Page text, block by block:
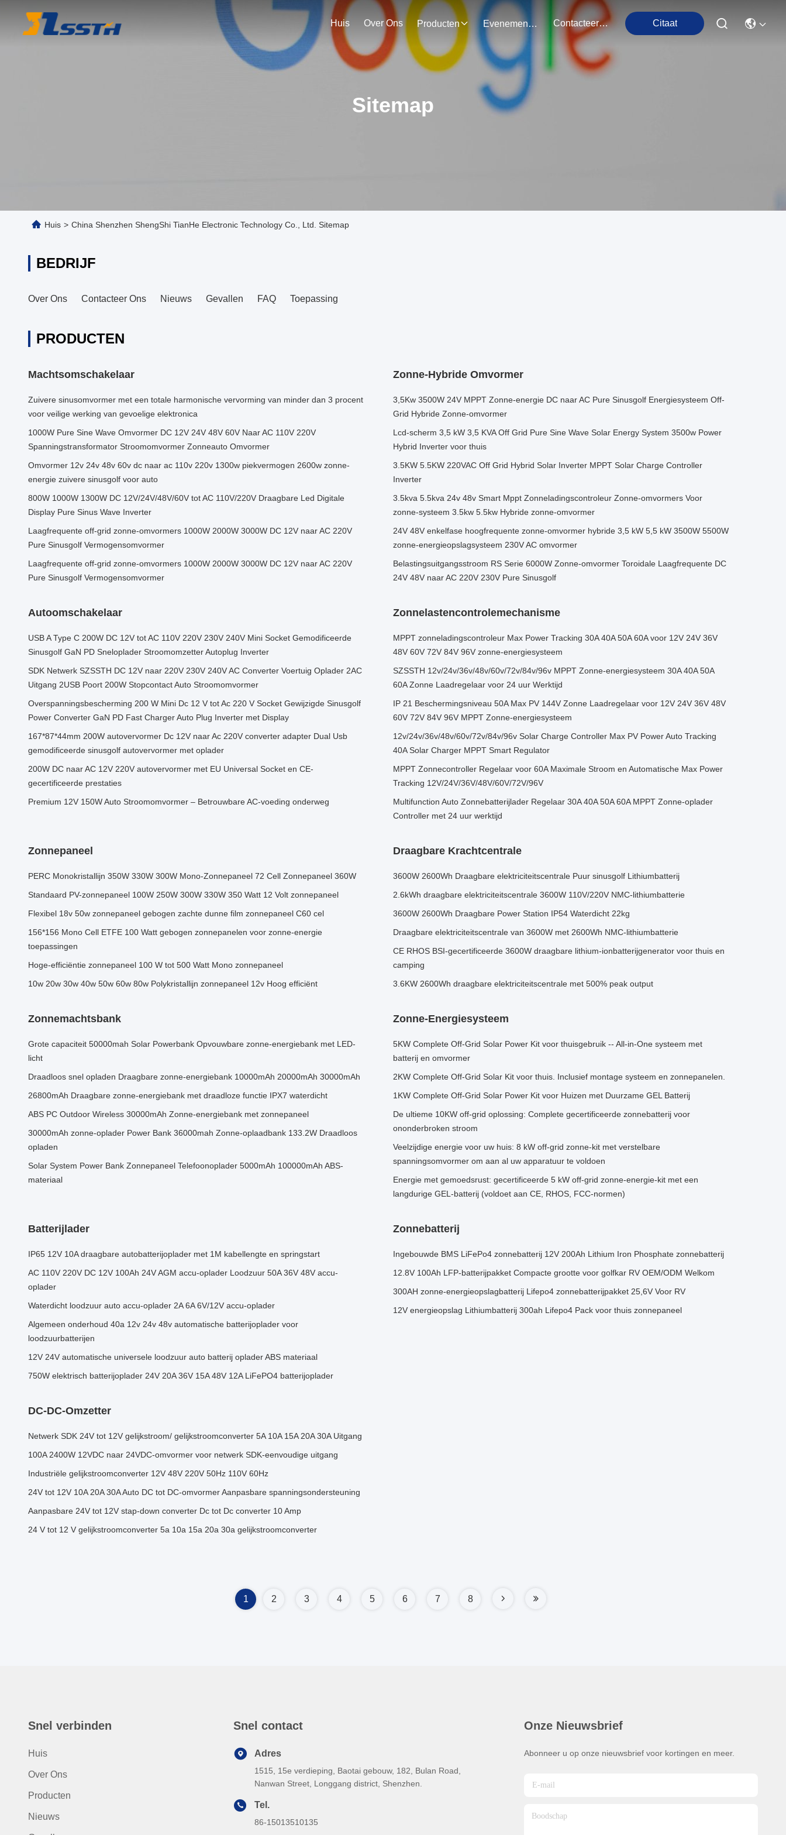
Huis Over Ons Producten Evenementen Contacteer Ons Citaat
Sitemap
Huis > China Shenzhen ShengShi TianHe Electronic Technology Co., Ltd. Sitemap
BEDRIJF
Over Ons Contacteer Ons Nieuws Gevallen FAQ Toepassing
PRODUCTEN
Machtsomschakelaar
Zuivere sinusomvormer met een totale harmonische vervorming van minder dan 3 procent
voor veilige werking van gevoelige elektronica
1000W Pure Sine Wave Omvormer DC 12V 24V 48V 60V Naar AC 110V 220V
Spanningstransformator Stroomomvormer Zonneauto Omvormer
Omvormer 12v 24v 48v 60v dc naar ac 110v 220v 1300w piekvermogen 2600w zonne-
energie zuivere sinusgolf voor auto
800W 1000W 1300W DC 12V/24V/48V/60V tot AC 110V/220V Draagbare Led Digitale
Display Pure Sinus Wave Inverter
Laagfrequente off-grid zonne-omvormers 1000W 2000W 3000W DC 12V naar AC 220V
Pure Sinusgolf Vermogensomvormer
Laagfrequente off-grid zonne-omvormers 1000W 2000W 3000W DC 12V naar AC 220V
Pure Sinusgolf Vermogensomvormer
Zonne-Hybride Omvormer
3,5Kw 3500W 24V MPPT Zonne-energie DC naar AC Pure Sinusgolf Energiesysteem Off-
Grid Hybride Zonne-omvormer
Lcd-scherm 3,5 kW 3,5 KVA Off Grid Pure Sine Wave Solar Energy System 3500w Power
Hybrid Inverter voor thuis
3.5KW 5.5KW 220VAC Off Grid Hybrid Solar Inverter MPPT Solar Charge Controller
Inverter
3.5kva 5.5kva 24v 48v Smart Mppt Zonneladingscontroleur Zonne-omvormers Voor
zonne-systeem 3.5kw 5.5kw Hybride zonne-omvormer
24V 48V enkelfase hoogfrequente zonne-omvormer hybride 3,5 kW 5,5 kW 3500W 5500W
zonne-energieopslagsysteem 230V AC omvormer
Belastingsuitgangsstroom RS Serie 6000W Zonne-omvormer Toroidale Laagfrequente DC
24V 48V naar AC 220V 230V Pure Sinusgolf
Autoomschakelaar
USB A Type C 200W DC 12V tot AC 110V 220V 230V 240V Mini Socket Gemodificeerde
Sinusgolf GaN PD Sneloplader Stroomomzetter Autoplug Inverter
SDK Netwerk SZSSTH DC 12V naar 220V 230V 240V AC Converter Voertuig Oplader 2AC
Uitgang 2USB Poort 200W Stopcontact Auto Stroomomvormer
Overspanningsbescherming 200 W Mini Dc 12 V tot Ac 220 V Socket Gewijzigde Sinusgolf
Power Converter GaN PD Fast Charger Auto Plug Inverter met Display
167*87*44mm 200W autovervormer Dc 12V naar Ac 220V converter adapter Dual Usb
gemodificeerde sinusgolf autovervormer met oplader
200W DC naar AC 12V 220V autovervormer met EU Universal Socket en CE-
gecertificeerde prestaties
Premium 12V 150W Auto Stroomomvormer – Betrouwbare AC-voeding onderweg
Zonnelastencontrolemechanisme
MPPT zonneladingscontroleur Max Power Tracking 30A 40A 50A 60A voor 12V 24V 36V
48V 60V 72V 84V 96V zonne-energiesysteem
SZSSTH 12v/24v/36v/48v/60v/72v/84v/96v MPPT Zonne-energiesysteem 30A 40A 50A
60A Zonne Laadregelaar voor 24 uur Werktijd
IP 21 Beschermingsniveau 50A Max PV 144V Zonne Laadregelaar voor 12V 24V 36V 48V
60V 72V 84V 96V MPPT Zonne-energiesysteem
12v/24v/36v/48v/60v/72v/84v/96v Solar Charge Controller Max PV Power Auto Tracking
40A Solar Charger MPPT Smart Regulator
MPPT Zonnecontroller Regelaar voor 60A Maximale Stroom en Automatische Max Power
Tracking 12V/24V/36V/48V/60V/72V/96V
Multifunction Auto Zonnebatterijlader Regelaar 30A 40A 50A 60A MPPT Zonne-oplader
Controller met 24 uur werktijd
Zonnepaneel
PERC Monokristallijn 350W 330W 300W Mono-Zonnepaneel 72 Cell Zonnepaneel 360W
Standaard PV-zonnepaneel 100W 250W 300W 330W 350 Watt 12 Volt zonnepaneel
Flexibel 18v 50w zonnepaneel gebogen zachte dunne film zonnepaneel C60 cel
156*156 Mono Cell ETFE 100 Watt gebogen zonnepanelen voor zonne-energie
toepassingen
Hoge-efficiëntie zonnepaneel 100 W tot 500 Watt Mono zonnepaneel
10w 20w 30w 40w 50w 60w 80w Polykristallijn zonnepaneel 12v Hoog efficiënt
Draagbare Krachtcentrale
3600W 2600Wh Draagbare elektriciteitscentrale Puur sinusgolf Lithiumbatterij
2.6kWh draagbare elektriciteitscentrale 3600W 110V/220V NMC-lithiumbatterie
3600W 2600Wh Draagbare Power Station IP54 Waterdicht 22kg
Draagbare elektriciteitscentrale van 3600W met 2600Wh NMC-lithiumbatterie
CE RHOS BSI-gecertificeerde 3600W draagbare lithium-ionbatterijgenerator voor thuis en
camping
3.6KW 2600Wh draagbare elektriciteitscentrale met 500% peak output
Zonnemachtsbank
Grote capaciteit 50000mah Solar Powerbank Opvouwbare zonne-energiebank met LED-
licht
Draadloos snel opladen Draagbare zonne-energiebank 10000mAh 20000mAh 30000mAh
26800mAh Draagbare zonne-energiebank met draadloze functie IPX7 waterdicht
ABS PC Outdoor Wireless 30000mAh Zonne-energiebank met zonnepaneel
30000mAh zonne-oplader Power Bank 36000mah Zonne-oplaadbank 133.2W Draadloos
opladen
Solar System Power Bank Zonnepaneel Telefoonoplader 5000mAh 100000mAh ABS-
materiaal
Zonne-Energiesysteem
5KW Complete Off-Grid Solar Power Kit voor thuisgebruik -- All-in-One systeem met
batterij en omvormer
2KW Complete Off-Grid Solar Kit voor thuis. Inclusief montage systeem en zonnepanelen.
1KW Complete Off-Grid Solar Power Kit voor Huizen met Duurzame GEL Batterij
De ultieme 10KW off-grid oplossing: Complete gecertificeerde zonnebatterij voor
ononderbroken stroom
Veelzijdige energie voor uw huis: 8 kW off-grid zonne-kit met verstelbare
spanningsomvormer om aan al uw apparatuur te voldoen
Energie met gemoedsrust: gecertificeerde 5 kW off-grid zonne-energie-kit met een
langdurige GEL-batterij (voldoet aan CE, RHOS, FCC-normen)
Batterijlader
IP65 12V 10A draagbare autobatterijoplader met 1M kabellengte en springstart
AC 110V 220V DC 12V 100Ah 24V AGM accu-oplader Loodzuur 50A 36V 48V accu-
oplader
Waterdicht loodzuur auto accu-oplader 2A 6A 6V/12V accu-oplader
Algemeen onderhoud 40a 12v 24v 48v automatische batterijoplader voor
loodzuurbatterijen
12V 24V automatische universele loodzuur auto batterij oplader ABS materiaal
750W elektrisch batterijoplader 24V 20A 36V 15A 48V 12A LiFePO4 batterijoplader
Zonnebatterij
Ingebouwde BMS LiFePo4 zonnebatterij 12V 200Ah Lithium Iron Phosphate zonnebatterij
12.8V 100Ah LFP-batterijpakket Compacte grootte voor golfkar RV OEM/ODM Welkom
300AH zonne-energieopslagbatterij Lifepo4 zonnebatterijpakket 25,6V Voor RV
12V energieopslag Lithiumbatterij 300ah Lifepo4 Pack voor thuis zonnepaneel
DC-DC-Omzetter
Netwerk SDK 24V tot 12V gelijkstroom/ gelijkstroomconverter 5A 10A 15A 20A 30A Uitgang
100A 2400W 12VDC naar 24VDC-omvormer voor netwerk SDK-eenvoudige uitgang
Industriële gelijkstroomconverter 12V 48V 220V 50Hz 110V 60Hz
24V tot 12V 10A 20A 30A Auto DC tot DC-omvormer Aanpasbare spanningsondersteuning
Aanpasbare 24V tot 12V stap-down converter Dc tot Dc converter 10 Amp
24 V tot 12 V gelijkstroomconverter 5a 10a 15a 20a 30a gelijkstroomconverter
1 2 3 4 5 6 7 8
Snel verbinden
Huis
Over Ons
Producten
Nieuws
Snel contact
Adres
1515, 15e verdieping, Baotai gebouw, 182, Bulan Road,
Nanwan Street, Longgang district, Shenzhen.
Tel.
86-15013510135
Onze Nieuwsbrief
Abonneer u op onze nieuwsbrief voor kortingen en meer.